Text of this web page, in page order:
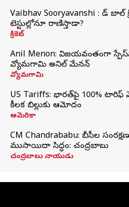
Vaibhav Sooryavanshi : రెడ్
టెస్టుల్లోనూ రాణిస్తాడా?
క్రికెట్
Anil Menon: విజయవంతంగా
వ్యోమగామి అనిల్‌ మేనన్
వ్యోమగామి
US Tariffs: భారత్‌పై 100%
కీలక బిల్లుకు ఆమోదం
అమెరికా
CM Chandrababu: బీసీల
ముసాయిదా సిద్ధం: చంద్రబాబు
చంద్రబాబు నాయుడు